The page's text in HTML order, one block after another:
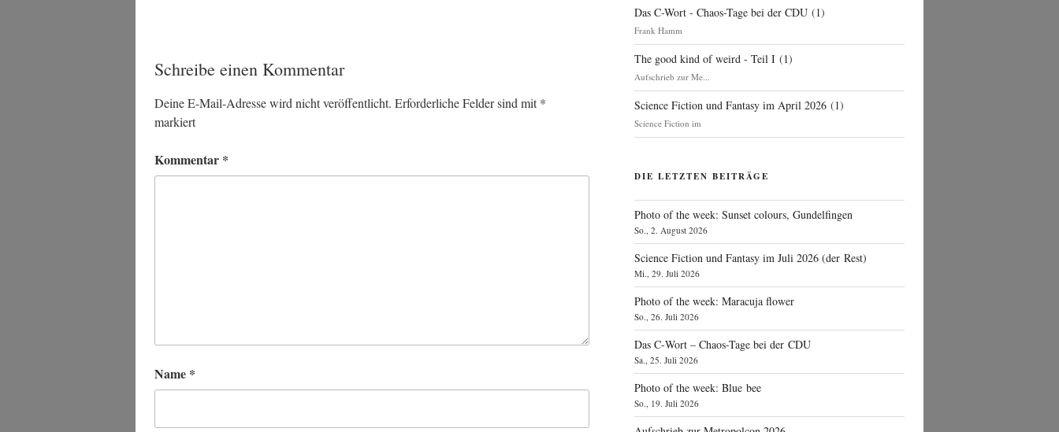
Schreibe einen Kommentar
Deine E-Mail-Adresse wird nicht veröffentlicht. Erforderliche Felder sind mit*
markiert
Kommentar *
Name *
Das C-Wort - Chaos-Tage bei der CDU (1)
Frank Hamm
The good kind of weird - Teil I (1)
Aufschrieb zur Me...
Science Fiction und Fantasy im April 2026 (1)
Science Fiction im
DIE LETZTEN BEITRÄGE
Photo of the week: Sunset colours, Gundelfingen
So., 2. August 2026
Science Fiction und Fantasy im Juli 2026 (der Rest)
Mi., 29. Juli 2026
Photo of the week: Maracuja flower
So., 26. Juli 2026
Das C‑Wort – Chaos-Tage bei der CDU
Sa., 25. Juli 2026
Photo of the week: Blue bee
So., 19. Juli 2026